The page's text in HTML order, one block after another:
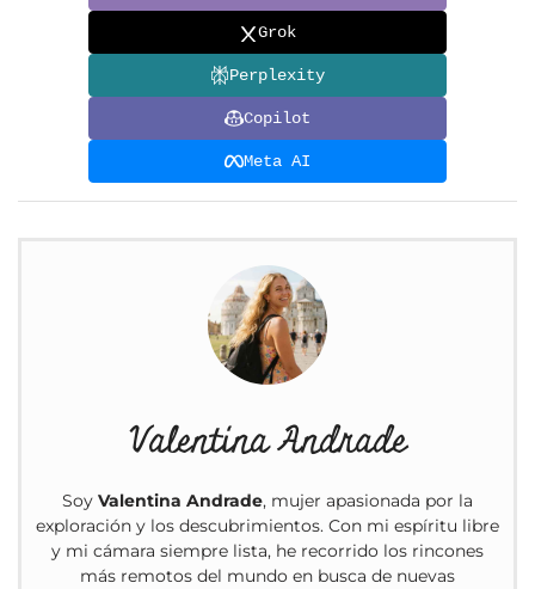
Grok
Perplexity
Copilot
Meta AI
Valentina Andrade
Soy Valentina Andrade, mujer apasionada por la
exploración y los descubrimientos. Con mi espíritu libre
y mi cámara siempre lista, he recorrido los rincones
más remotos del mundo en busca de nuevas